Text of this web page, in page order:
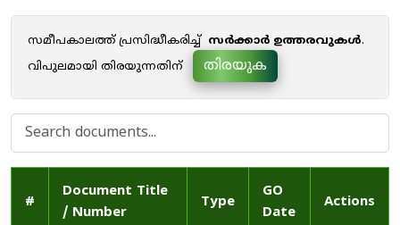
സമീപകാലത്ത് പ്രസിദ്ധീകരിച്ച് സർക്കാർ ഉത്തരവുകൾ.
വിപുലമായി തിരയുന്നതിന്
തിരയുക
#
Document Title
/ Number
Type
GO
Date
Actions